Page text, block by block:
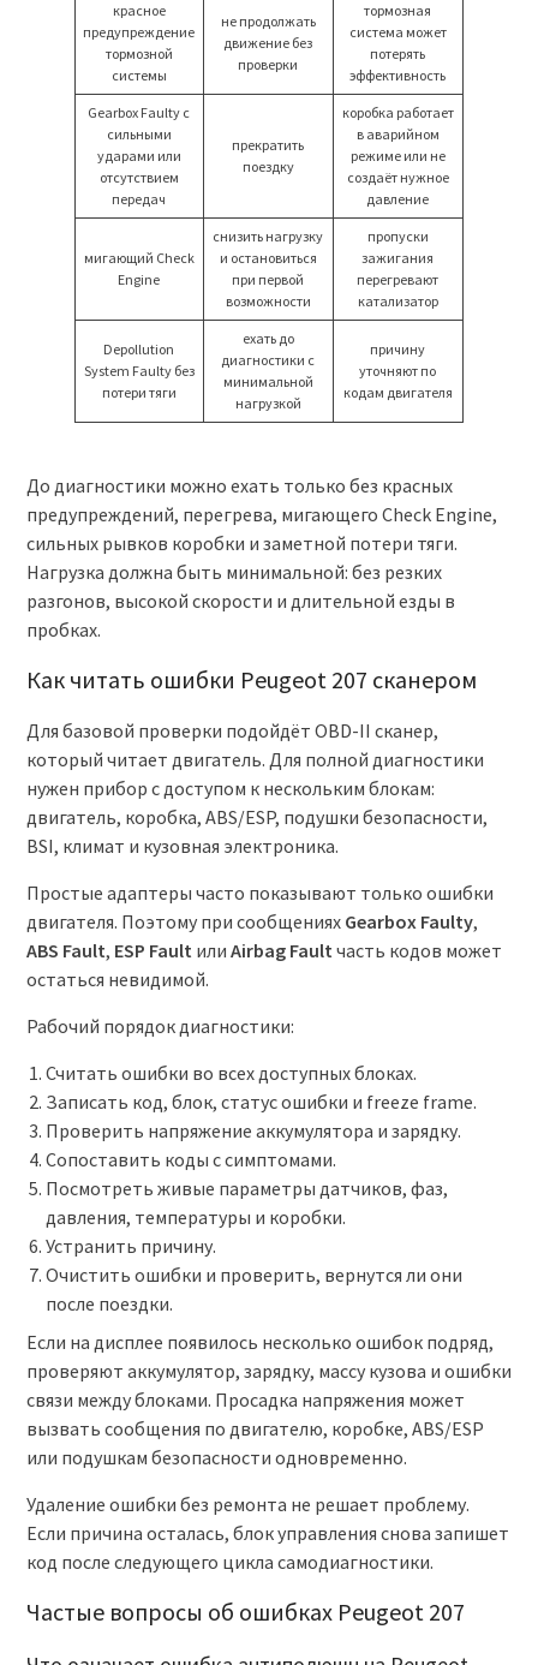
красное
предупреждение
тормозной
системы
не продолжать
движение без
проверки
тормозная
система может
потерять
эффективность
Gearbox Faulty с
сильными
ударами или
отсутствием
передач
прекратить
поездку
коробка работает
в аварийном
режиме или не
создаёт нужное
давление
мигающий Check
Engine
снизить нагрузку
и остановиться
при первой
возможности
пропуски
зажигания
перегревают
катализатор
Depollution
System Faulty без
потери тяги
ехать до
диагностики с
минимальной
нагрузкой
причину
уточняют по
кодам двигателя
До диагностики можно ехать только без красных
предупреждений, перегрева, мигающего Check Engine,
сильных рывков коробки и заметной потери тяги.
Нагрузка должна быть минимальной: без резких
разгонов, высокой скорости и длительной езды в
пробках.
Как читать ошибки Peugeot 207 сканером
Для базовой проверки подойдёт OBD-II сканер,
который читает двигатель. Для полной диагностики
нужен прибор с доступом к нескольким блокам:
двигатель, коробка, ABS/ESP, подушки безопасности,
BSI, климат и кузовная электроника.
Простые адаптеры часто показывают только ошибки
двигателя. Поэтому при сообщениях Gearbox Faulty,
ABS Fault, ESP Fault или Airbag Fault часть кодов может
остаться невидимой.
Рабочий порядок диагностики:
Считать ошибки во всех доступных блоках.
Записать код, блок, статус ошибки и freeze frame.
Проверить напряжение аккумулятора и зарядку.
Сопоставить коды с симптомами.
Посмотреть живые параметры датчиков, фаз,
давления, температуры и коробки.
Устранить причину.
Очистить ошибки и проверить, вернутся ли они
после поездки.
Если на дисплее появилось несколько ошибок подряд,
проверяют аккумулятор, зарядку, массу кузова и ошибки
связи между блоками. Просадка напряжения может
вызвать сообщения по двигателю, коробке, ABS/ESP
или подушкам безопасности одновременно.
Удаление ошибки без ремонта не решает проблему.
Если причина осталась, блок управления снова запишет
код после следующего цикла самодиагностики.
Частые вопросы об ошибках Peugeot 207